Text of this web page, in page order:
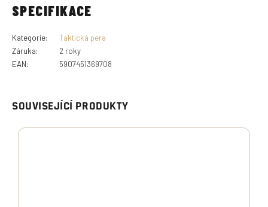
SOUVISEJÍCÍ PRODUKTY
SPECIFIKACE
Kategorie:
Taktická pera
Záruka:
2 roky
EAN: 5907451369708